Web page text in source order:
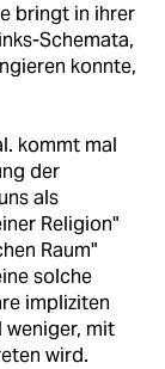
bringt in ihrer
Schemata,
konnte,
kommt mal
der
als
Religion"
Raum"
solche
impliziten
weniger, mit
wird.